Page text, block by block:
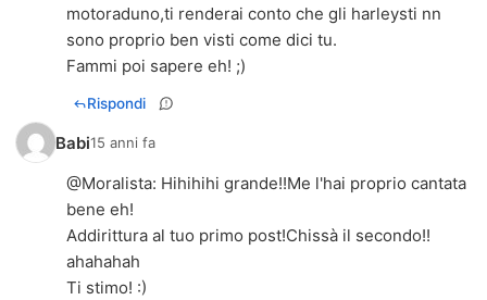
motoraduno,ti renderai conto che gli harleysti nn
sono proprio ben visti come dici tu.
Fammi poi sapere eh! ;)
Rispondi
Babi15 anni fa
@Moralista: Hihihihi grande!!Me l'hai proprio cantata
bene eh!
Addirittura al tuo primo post!Chissà il secondo!!
ahahahah
Ti stimo! :)